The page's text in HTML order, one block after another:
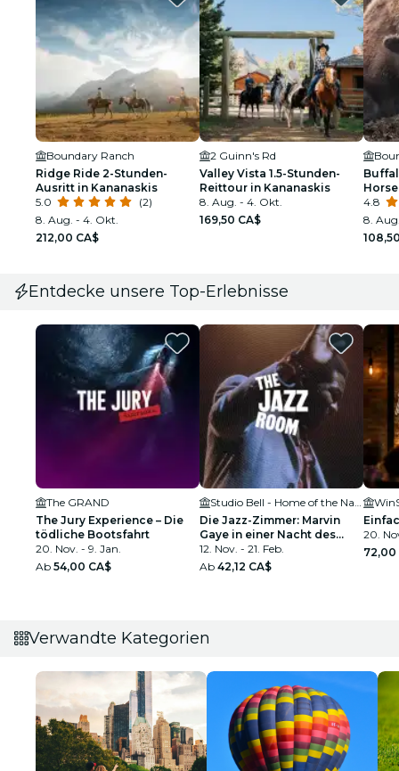
Boundary Ranch
Ridge Ride 2-Stunden-
Ausritt in Kananaskis
5.0
(2)
8. Aug. - 4. Okt.
212,00 CA$
2 Guinn's Rd
Valley Vista 1.5-Stunden-
Reittour in Kananaskis
8. Aug. - 4. Okt.
169,50 CA$
4.8
8.
Entdecke unsere Top-Erlebnisse
The GRAND
The Jury Experience – Die
tödliche Bootsfahrt
20. Nov. - 9. Jan.
Ab 54,00 CA$
Die Jazz-Zimmer: Marvin
Gaye in einer Nacht des
Soul
12. Nov. - 21. Feb.
Ab 42,12 CA$
20.
72,00
Verwandte Kategorien